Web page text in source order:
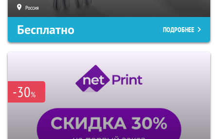
Россия
Бесплатно ПОДРОБНЕЕ
-30%